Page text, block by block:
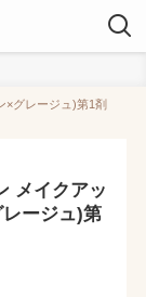
×グレージュ)第1剤
メイクアッ
ージュ)第